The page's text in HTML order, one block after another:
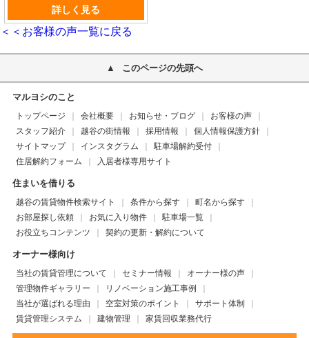
詳しく見る
＜＜お客様の声一覧に戻る
このページの先頭へ
マルヨシのこと
トップページ 会社概要 お知らせ・ブログ
お客様の声
スタッフ紹介
越谷の街情報 採用情報
個人情報保護方針
サイトマップ
インスタグラム
駐車場解約受付
住居解約フォーム
入居者様専用サイト
住まいを借りる
越谷の賃貸物件検索サイト 条件から探す
町名から探す
お部屋探し依頼
お気に入り物件
駐車場一覧
お役立ちコンテンツ
契約の更新・解約について
オーナー様向け
当社の賃貸管理について セミナー情報
オーナー様の声
管理物件ギャラリー
リノベーション施工事例
当社が選ばれる理由
空室対策のポイント
サポート体制
賃貸管理システム
建物管理 家賃回収業務代行